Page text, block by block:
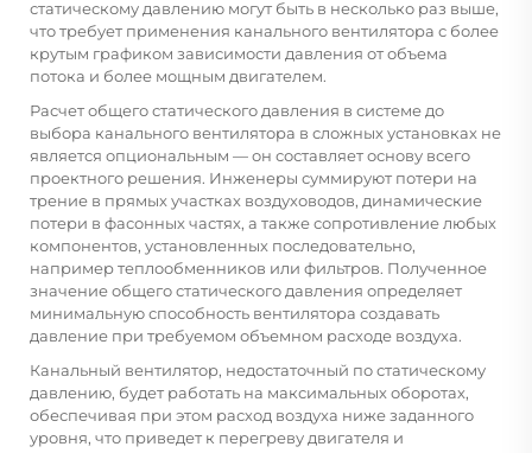
статическому давлению могут быть в несколько раз выше,
что требует применения канального вентилятора с более
крутым графиком зависимости давления от объема
потока и более мощным двигателем.
Расчет общего статического давления в системе до
выбора канального вентилятора в сложных установках не
является опциональным — он составляет основу всего
проектного решения. Инженеры суммируют потери на
трение в прямых участках воздуховодов, динамические
потери в фасонных частях, а также сопротивление любых
компонентов, установленных последовательно,
например теплообменников или фильтров. Полученное
значение общего статического давления определяет
минимальную способность вентилятора создавать
давление при требуемом объемном расходе воздуха.
Канальный вентилятор, недостаточный по статическому
давлению, будет работать на максимальных оборотах,
обеспечивая при этом расход воздуха ниже заданного
уровня, что приведет к перегреву двигателя и